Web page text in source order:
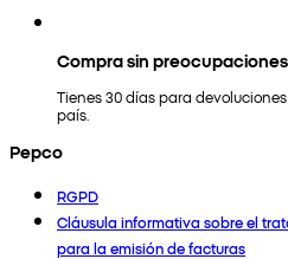
Compra sin preocupaciones
Tienes 30 días para
país.
Pepco
RGPD
Cláusula informativa sobre el
para la emisión de facturas